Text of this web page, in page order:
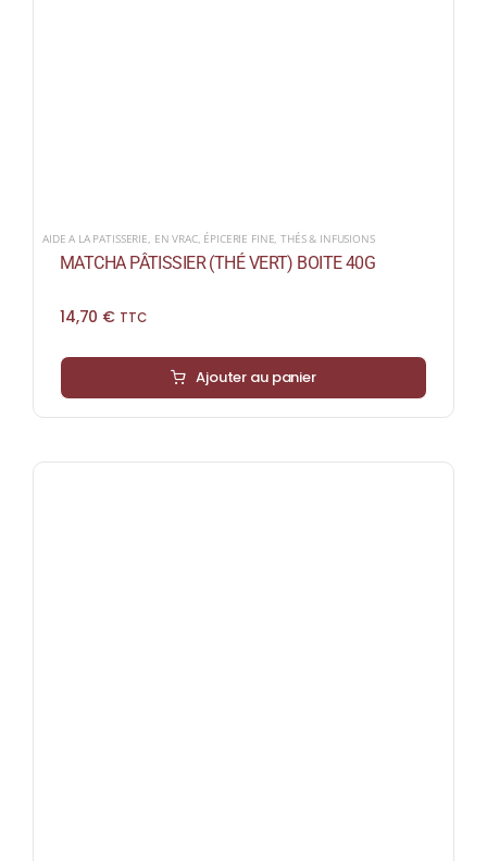
AIDE A LA PATISSERIE EN VRAC, ÉPICERIE FINE ,THÉS & INFUSIONS
MATCHA PÂTISSIER (THÉ VERT) BOITE 40G
14,70 € TTC
Ajouter au panier